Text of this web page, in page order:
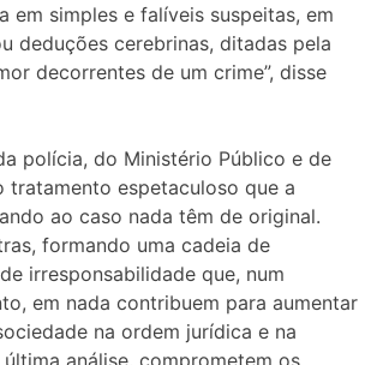
em simples e falíveis suspeitas, em
deduções cerebrinas, ditadas pela
decorrentes de um crime”, disse
polícia, do Ministério Público e de
tratamento espetaculoso que a
ao caso nada têm de original.
formando uma cadeia de
irresponsabilidade que, num
em nada contribuem para aumentar
na ordem jurídica e na